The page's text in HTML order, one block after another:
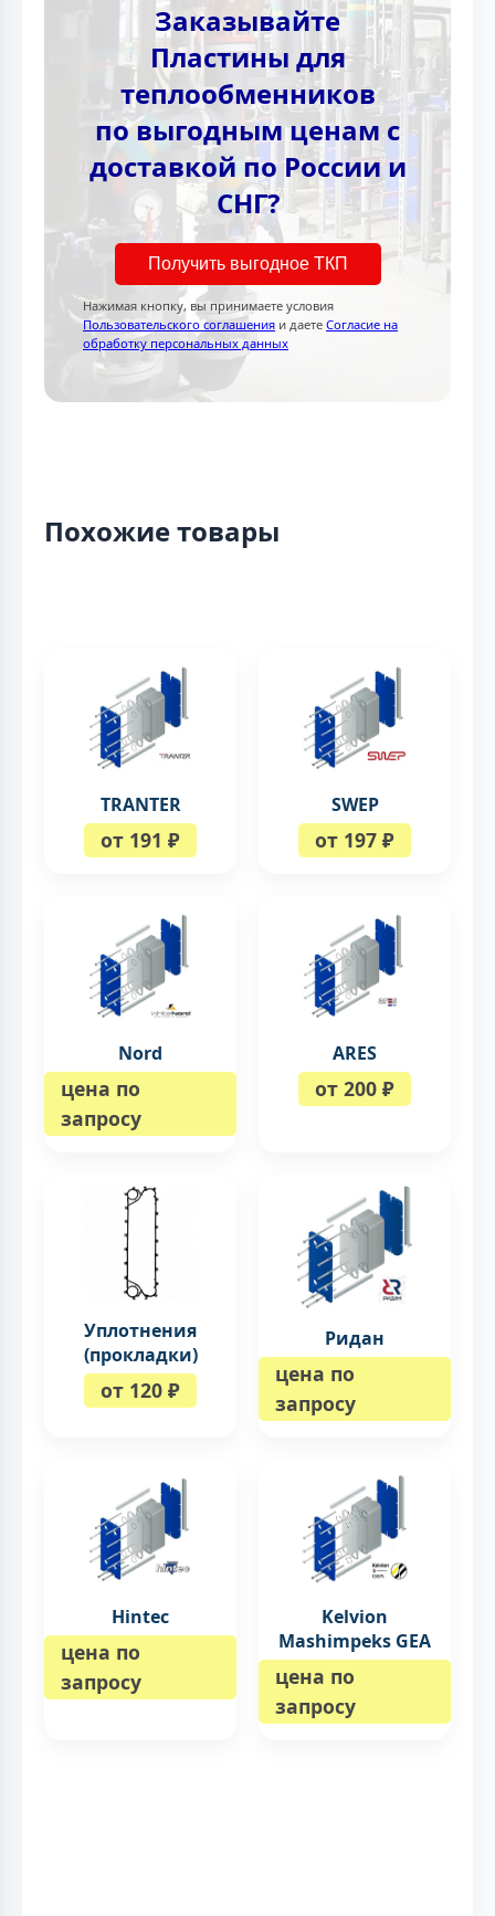
Заказывайте
Пластины для
теплообменников
по выгодным ценам с
доставкой по России и
СНГ?
Получить выгодное ТКП
Нажимая кнопку, вы принимаете условия
Пользовательского соглашения и даете Согласие на
обработку персональных данных
Похожие товары
TRANTER
от 191 ₽
SWEP
от 197 ₽
Nord
цена по
запросу
ARES
от 200 ₽
Уплотнения
(прокладки)
от 120 ₽
Ридан
цена по
запросу
Hintec
цена по
запросу
Kelvion
Mashimpeks GEA
цена по
запросу